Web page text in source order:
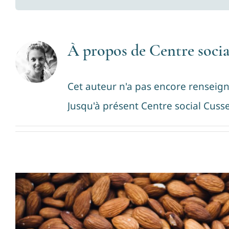
À propos de Centre
Cet auteur n'a pas encore
Jusqu'à présent Centre social